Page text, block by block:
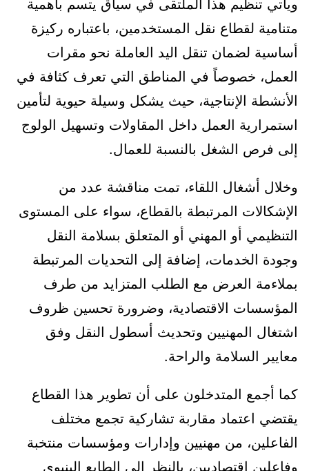
ويأتي تنظيم هذا الملتقى في سياق يتسم بأهمية
متنامية لقطاع نقل المستخدمين، باعتباره ركيزة
أساسية لضمان تنقل اليد العاملة نحو مقرات
العمل، خصوصاً في المناطق التي تعرف كثافة في
الأنشطة الإنتاجية، حيث يشكل وسيلة حيوية لتأمين
استمرارية العمل داخل المقاولات وتسهيل الولوج
إلى فرص الشغل بالنسبة للعمال.
وخلال أشغال اللقاء، تمت مناقشة عدد من
الإشكالات المرتبطة بالقطاع، سواء على المستوى
التنظيمي أو المهني أو المتعلق بسلامة النقل
وجودة الخدمات، إضافة إلى التحديات المرتبطة
بملاءمة العرض مع الطلب المتزايد من طرف
المؤسسات الاقتصادية، وضرورة تحسين ظروف
اشتغال المهنيين وتحديث أسطول النقل وفق
معايير السلامة والراحة.
كما أجمع المتدخلون على أن تطوير هذا القطاع
يقتضي اعتماد مقاربة تشاركية تجمع مختلف
الفاعلين، من مهنيين وإدارات ومؤسسات منتخبة
وفاعلين اقتصاديين، بالنظر إلى الطابع البنيوي